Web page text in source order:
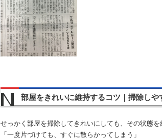
部屋をきれいに維持するコツ｜掃除し
せっかく部屋を掃除してきれいにしても、その状態を
「一度片づけても、すぐに散らかってしまう」